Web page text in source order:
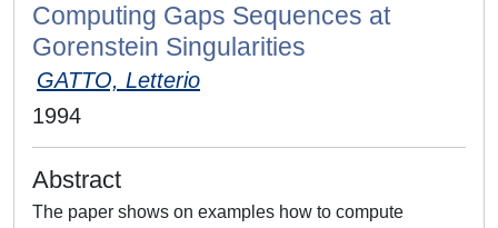
Computing Gaps Sequences at
Gorenstein Singularities
GATTO, Letterio
1994
Abstract
The paper shows on examples how to compute